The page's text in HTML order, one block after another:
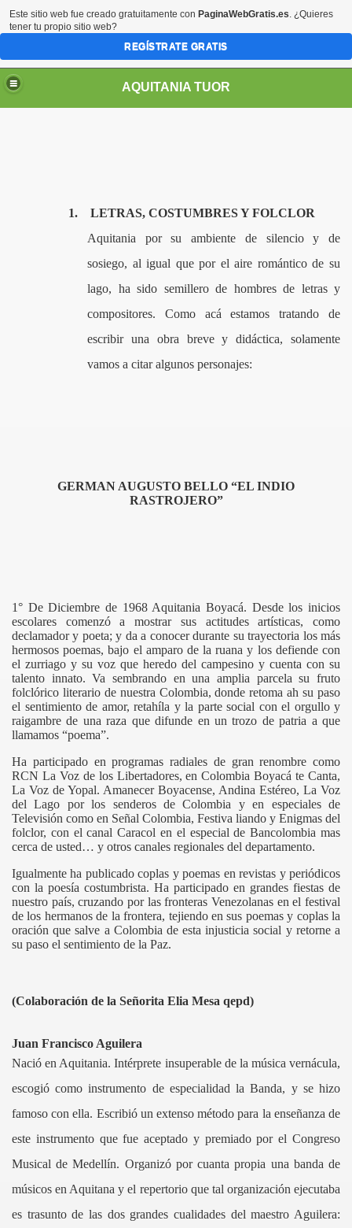
AQUITANIA TUOR
1.
LETRAS, COSTUMBRES Y FOLCLOR
Aquitania por su ambiente de silencio y de
sosiego, al igual que por el aire romántico de su
lago, ha sido semillero de hombres de letras y
compositores. Como acá estamos tratando de
escribir una obra breve y didáctica, solamente
vamos a citar algunos personajes:
GERMAN AUGUSTO BELLO “EL INDIO
RASTROJERO”
1° De Diciembre de 1968 Aquitania Boyacá. Desde los inicios
escolares comenzó a mostrar sus actitudes artísticas, como
declamador y poeta; y da a conocer durante su trayectoria los más
hermosos poemas, bajo el amparo de la ruana y los defiende con
el zurriago y su voz que heredo del campesino y cuenta con su
talento innato. Va sembrando en una amplia parcela su fruto
folclórico literario de nuestra Colombia, donde retoma ah su paso
el sentimiento de amor, retahíla y la parte social con el orgullo y
raigambre de una raza que difunde en un trozo de patria a que
llamamos “poema”.
Ha participado en programas radiales de gran renombre como
RCN La Voz de los Libertadores, en Colombia Boyacá te Canta,
La Voz de Yopal. Amanecer Boyacense, Andina Estéreo, La Voz
del Lago por los senderos de Colombia y en especiales de
Televisión como en Señal Colombia, Festiva liando y Enigmas del
folclor, con el canal Caracol en el especial de Bancolombia mas
cerca de usted… y otros canales regionales del departamento.
Igualmente ha publicado coplas y poemas en revistas y periódicos
con la poesía costumbrista. Ha participado en grandes fiestas de
nuestro país, cruzando por las fronteras Venezolanas en el festival
de los hermanos de la frontera, tejiendo en sus poemas y coplas la
oración que salve a Colombia de esta injusticia social y retorne a
su paso el sentimiento de la Paz.
(Colaboración de la Señorita Elia Mesa qepd)
Juan Francisco Aguilera
Nació en Aquitania. Intérprete insuperable de la música vernácula,
escogió como instrumento de especialidad la Banda, y se hizo
famoso con ella. Escribió un extenso método para la enseñanza de
este instrumento que fue aceptado y premiado por el Congreso
Musical de Medellín. Organizó por cuanta propia una banda de
músicos en Aquitana y el repertorio que tal organización ejecutaba
es trasunto de las dos grandes cualidades del maestro Aguilera:
TOTA
Este sitio web fue creado gratuitamente con PaginaWebGratis.es. ¿Quieres
tener tu propio sitio web?
REGÍSTRATE GRATIS